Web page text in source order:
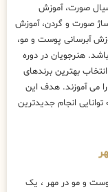
صورت، آموزش
صورت و گردن، آموزش
آبرسانی پوست و مو،
هنرجویان در دوره
بهترین برندهای
می آموزند. هدف این
انجام جدیدترین
و مو در مهر ، یک